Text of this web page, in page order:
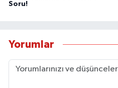
Soru!
Yorumlar